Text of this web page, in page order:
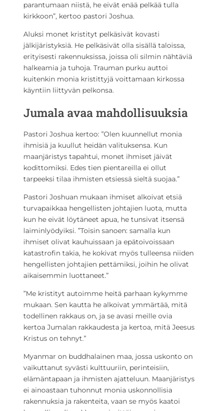
parantumaan niistä, he eivät enää pelkää tulla
kirkkoon”, kertoo pastori Joshua.
Aluksi monet kristityt pelkäsivät kovasti
jälkijäristyksiä. He pelkäsivät olla sisällä taloissa,
erityisesti rakennuksissa, joissa oli silmin nähtäviä
halkeamia ja tuhoja. Trauman purku auttoi
kuitenkin monia kristittyjä voittamaan kirkossa
käyntiin liittyvän pelkonsa.
Jumala avaa mahdollisuuksia
Pastori Joshua kertoo: ”Olen kuunnellut monia
ihmisiä ja kuullut heidän valituksensa. Kun
maanjäristys tapahtui, monet ihmiset jäivät
kodittomiksi. Edes tien pientareilla ei ollut
tarpeeksi tilaa ihmisten etsiessä sieltä suojaa.”
Pastori Joshuan mukaan ihmiset alkoivat etsiä
turvapaikkaa hengellisten johtajien luota, mutta
kun he eivät löytäneet apua, he tunsivat itsensä
laiminlyödyiksi. ”Toisin sanoen: samalla kun
ihmiset olivat kauhuissaan ja epätoivoissaan
katastrofin takia, he kokivat myös tulleensa niiden
hengellisten johtajien pettämiksi, joihin he olivat
aikaisemmin luottaneet.”
”Me kristityt autoimme heitä parhaan kykymme
mukaan. Sen kautta he alkoivat ymmärtää, mitä
todellinen rakkaus on, ja se avasi meille ovia
kertoa Jumalan rakkaudesta ja kertoa, mitä Jeesus
Kristus on tehnyt.”
Myanmar on buddhalainen maa, jossa uskonto on
vaikuttanut syvästi kulttuuriin, perinteisiin,
elämäntapaan ja ihmisten ajatteluun. Maanjäristys
ei ainoastaan tuhonnut monia uskonnollisia
rakennuksia ja rakenteita, vaan se myös kaatoi